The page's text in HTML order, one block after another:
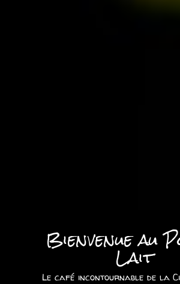
Bienvenue au
Lait
Le café incontournable de la